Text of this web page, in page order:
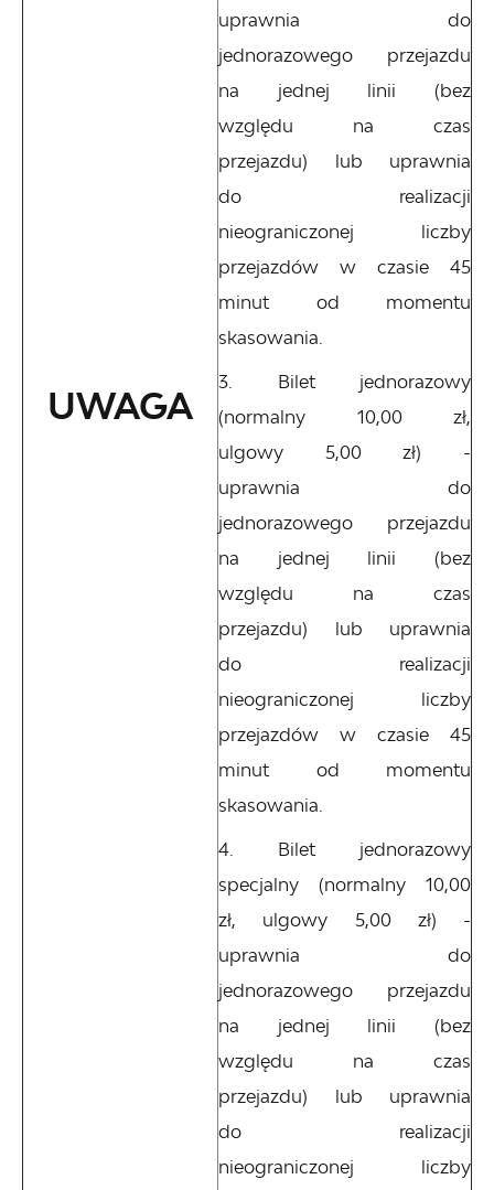
UWAGA
uprawnia do
jednorazowego przejazdu
na jednej linii (bez
względu na czas
przejazdu) lub uprawnia
do realizacji
nieograniczonej liczby
przejazdów w czasie 45
minut od momentu
skasowania.
Bilet jednorazowy
(normalny 10,00 zł,
ulgowy 5,00 zł) -
uprawnia do
jednorazowego przejazdu
na jednej linii (bez
względu na czas
przejazdu) lub uprawnia
do realizacji
nieograniczonej liczby
przejazdów w czasie 45
minut od momentu
skasowania.
Bilet jednorazowy
specjalny (normalny 10,00
zł, ulgowy 5,00 zł) -
uprawnia do
jednorazowego przejazdu
na jednej linii (bez
względu na czas
przejazdu) lub uprawnia
do realizacji
nieograniczonej liczby